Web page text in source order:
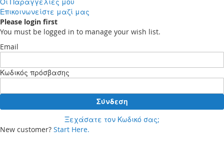
Επικοινωνείστε μαζί μας
Please login first
You must be logged in to manage your wish list.
Email
Κωδικός πρόσβασης
Σύνδεση
Ξεχάσατε τον Κωδικό σας;
New customer? Start Here.